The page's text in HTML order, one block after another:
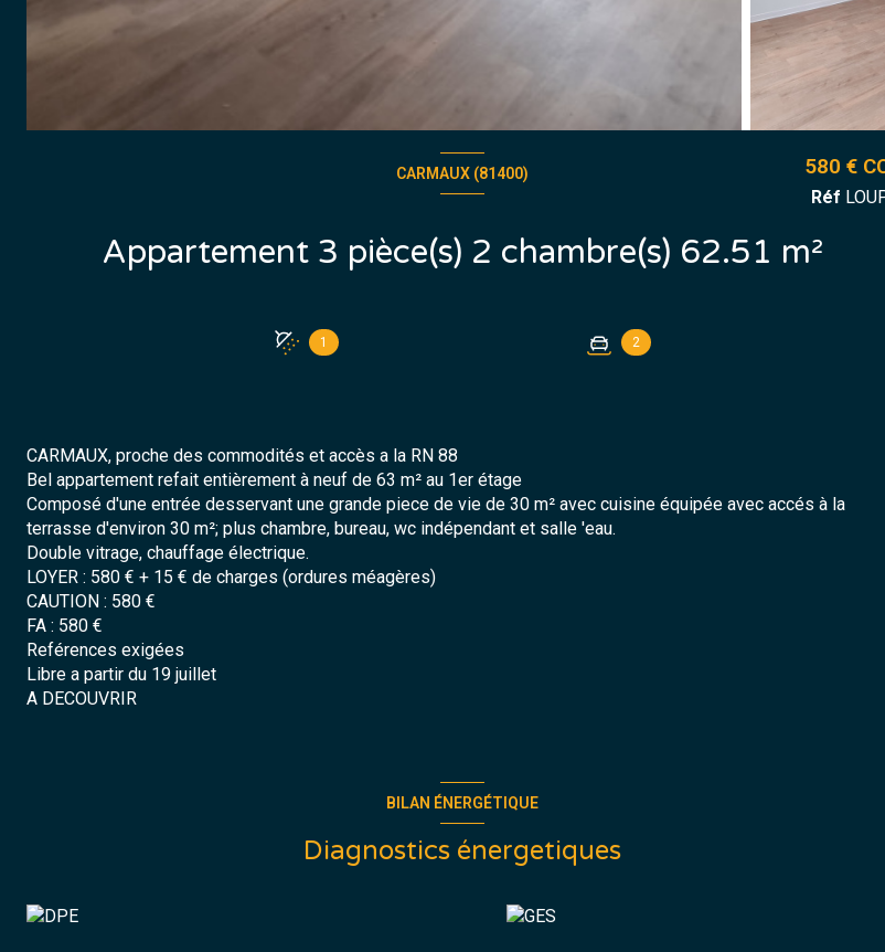
CARMAUX (81400)
Appartement 3 pièce(s) 2 chambre(s) 62.51 m²
1 2
580 €
Réf
CARMAUX, proche des commodités et accès a la RN 88
Bel appartement refait entièrement à neuf de 63 m² au 1er étage
Composé d'une entrée desservant une grande piece de vie de 30 m² avec cuisine équipée avec accés à la
terrasse d'environ 30 m²; plus chambre, bureau, wc indépendant et salle 'eau.
Double vitrage, chauffage électrique.
LOYER : 580 € + 15 € de charges (ordures méagères)
CAUTION : 580 €
FA : 580 €
Reférences exigées
Libre a partir du 19 juillet
A DECOUVRIR
BILAN ÉNERGÉTIQUE
Diagnostics énergetiques